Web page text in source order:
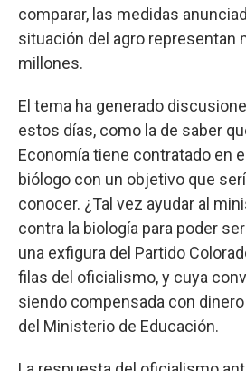
comparar, las medidas
situación del agro representan
millones.
El tema ha generado
estos días, como la de saber
Economía tiene contratado en
biólogo con un objetivo que
conocer. ¿Tal vez ayudar al
contra la biología para poder
una exfigura del Partido
filas del oficialismo, y cuya
siendo compensada con
del Ministerio de Educación.